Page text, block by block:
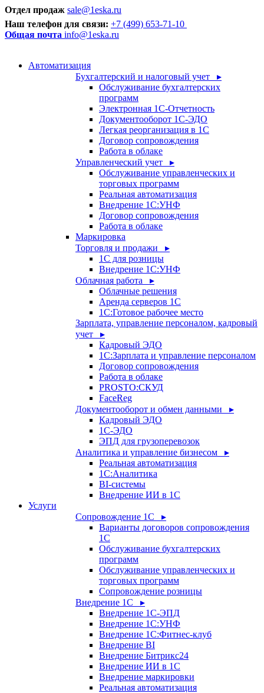
Отдел продаж sale@1eska.ru
Наш телефон для связи: +7 (499) 653-71-10
Общая почта info@1eska.ru
Автоматизация
Бухгалтерский и налоговый учет ▸
Обслуживание бухгалтерских
программ
Электронная 1С-Отчетность
Документооборот 1С-ЭДО
Легкая реорганизация в 1С
Договор сопровождения
Работа в облаке
Управленческий учет ▸
Обслуживание управленческих и
торговых программ
Реальная автоматизация
Внедрение 1С:УНФ
Договор сопровождения
Работа в облаке
Маркировка
Торговля и продажи ▸
1С для розницы
Внедрение 1С:УНФ
Облачная работа ▸
Облачные решения
Аренда серверов 1С
1C:Готовое рабочее место
Зарплата, управление персоналом, кадровый
учет ▸
Кадровый ЭДО
1С:Зарплата и управление персоналом
Договор сопровождения
Работа в облаке
PROSTO:СКУД
FaceReg
Документооборот и обмен данными ▸
Кадровый ЭДО
1С-ЭДО
ЭПД для грузоперевозок
Аналитика и управление бизнесом ▸
Реальная автоматизация
1С:Аналитика
BI-системы
Внедрение ИИ в 1С
Услуги
Сопровождение 1С ▸
Варианты договоров сопровождения
1С
Обслуживание бухгалтерских
программ
Обслуживание управленческих и
торговых программ
Сопровождение розницы
Внедрение 1С ▸
Внедрение 1С-ЭПД
Внедрение 1С:УНФ
Внедрение 1С:Фитнес-клуб
Внедрение BI
Внедрение Битрикс24
Внедрение ИИ в 1С
Внедрение маркировки
Реальная автоматизация